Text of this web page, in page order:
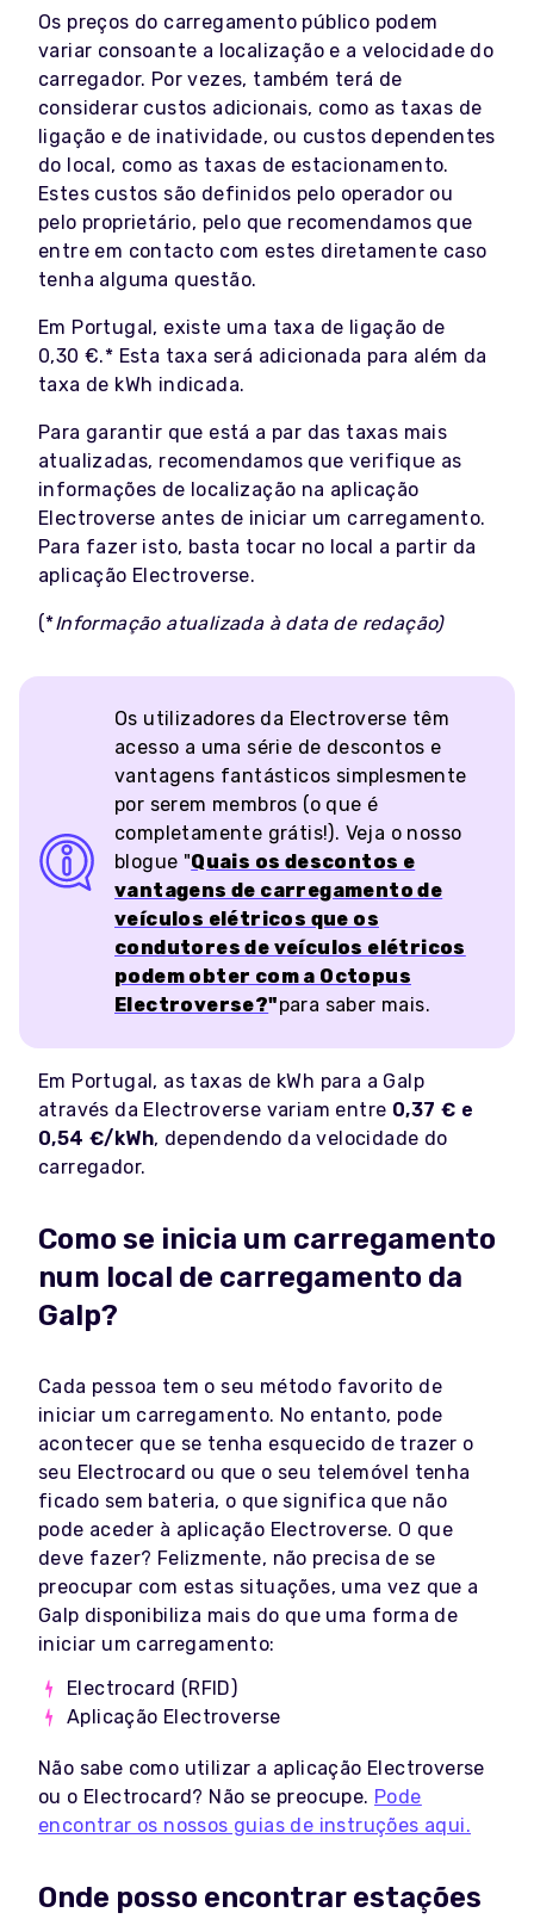
Os preços do carregamento público podem
variar consoante a localização e a velocidade do
carregador. Por vezes, também terá de
considerar custos adicionais, como as taxas de
ligação e de inatividade, ou custos dependentes
do local, como as taxas de estacionamento.
Estes custos são definidos pelo operador ou
pelo proprietário, pelo que recomendamos que
entre em contacto com estes diretamente caso
tenha alguma questão.
Em Portugal, existe uma taxa de ligação de
0,30 €.* Esta taxa será adicionada para além da
taxa de kWh indicada.
Para garantir que está a par das taxas mais
atualizadas, recomendamos que verifique as
informações de localização na aplicação
Electroverse antes de iniciar um carregamento.
Para fazer isto, basta tocar no local a partir da
aplicação Electroverse.
(*Informação atualizada à data de redação)
Os utilizadores da Electroverse têm
acesso a uma série de descontos e
vantagens fantásticos simplesmente
por serem membros (o que é
completamente grátis!). Veja o nosso
blogue "Quais os descontos e
vantagens de carregamento de
veículos elétricos que os
condutores de veículos elétricos
podem obter com a Octopus
Electroverse?"para saber mais.
Em Portugal, as taxas de kWh para a Galp
através da Electroverse variam entre 0,37 € e
0,54 €/kWh, dependendo da velocidade do
carregador.
Como se inicia um carregamento
num local de carregamento da
Galp?
Cada pessoa tem o seu método favorito de
iniciar um carregamento. No entanto, pode
acontecer que se tenha esquecido de trazer o
seu Electrocard ou que o seu telemóvel tenha
ficado sem bateria, o que significa que não
pode aceder à aplicação Electroverse. O que
deve fazer? Felizmente, não precisa de se
preocupar com estas situações, uma vez que a
Galp disponibiliza mais do que uma forma de
iniciar um carregamento:
Electrocard (RFID)
Aplicação Electroverse
Não sabe como utilizar a aplicação Electroverse
ou o Electrocard? Não se preocupe. Pode
encontrar os nossos guias de instruções aqui.
Onde posso encontrar estações